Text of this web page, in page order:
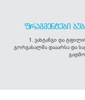
ᲤᲠᲐᲒᲛᲔᲜᲢᲔᲑᲘ
1. ვახტანგი და
გორგასალმა დააარსა და